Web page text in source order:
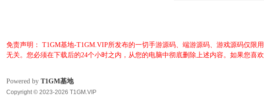
免责声明： T1GM基地-T1GM.VIP所发布的一切手游源码、端游源码、游戏源码仅
无关。您必须在下载后的24个小时之内，从您的电脑中彻底删除上述内容。如果您喜
Powered byT1GM基地
Copyright © 2023-2026 T1GM.VIP